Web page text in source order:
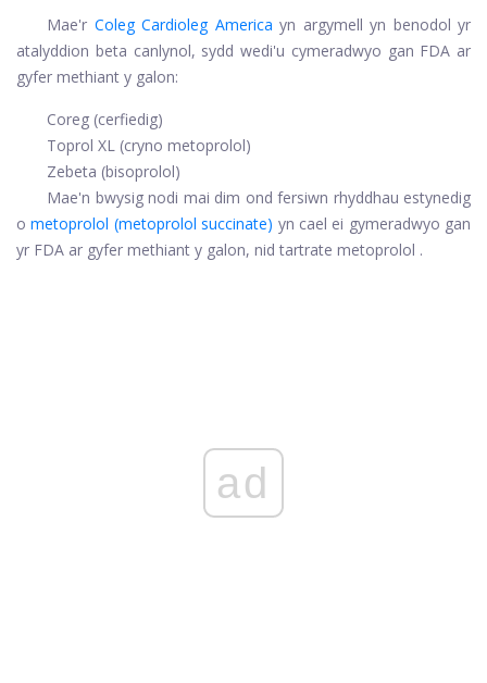
Mae'r Coleg Cardioleg America yn argymell yn benodol yr
atalyddion beta canlynol, sydd wedi'u cymeradwyo gan FDA ar
gyfer methiant y galon:
Coreg (cerfiedig)
Toprol XL (cryno metoprolol)
Zebeta (bisoprolol)
Mae'n bwysig nodi mai dim ond fersiwn rhyddhau estynedig
o metoprolol (metoprolol succinate) yn cael ei gymeradwyo gan
yr FDA ar gyfer methiant y galon, nid tartrate metoprolol .
ad